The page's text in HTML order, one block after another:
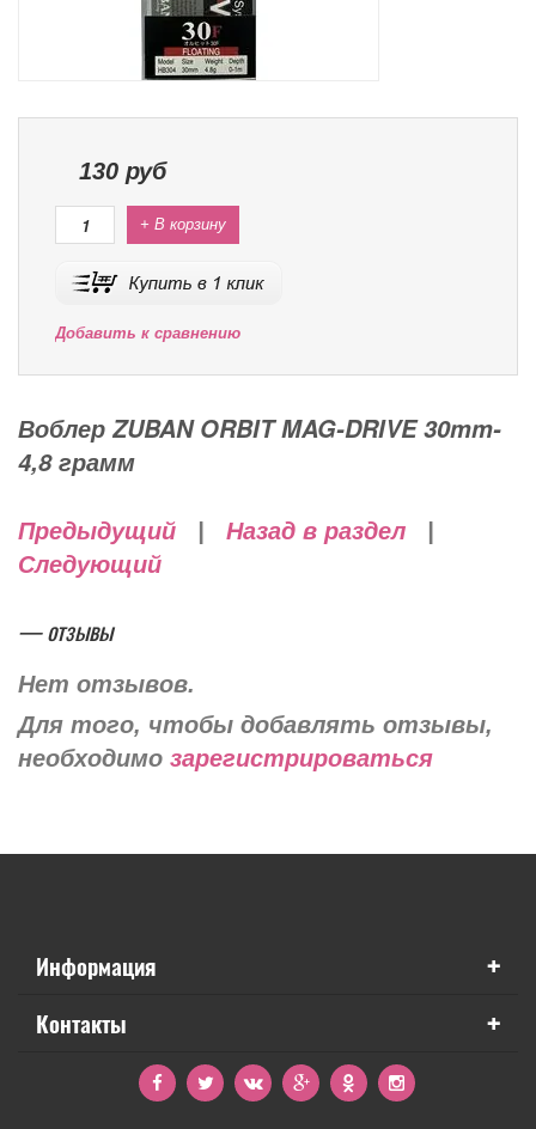
130 руб
+ В корзину
Добавить к сравнению
Воблер ZUBAN ORBIT MAG-DRIVE 30mm-
4,8 грамм
Предыдущий Назад в раздел
Следующий
— отзывы
Нет отзывов.
Для того, чтобы добавлять отзывы,
необходимо зарегистрироваться
Информация +
Контакты +